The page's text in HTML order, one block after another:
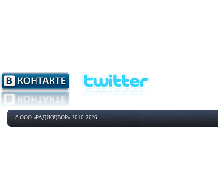
© ООО «РАДИОДВОР» 2010-2026